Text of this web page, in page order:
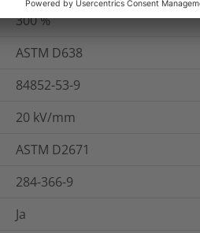
300%
ASTM D638
84852-53-9
20 kV/mm
ASTM D2671
284-366-9
Ja